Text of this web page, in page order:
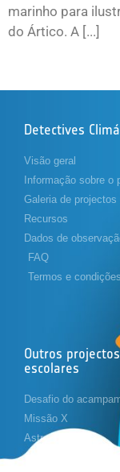
marinho para
do Ártico. A [...]
Detectives
Visão geral
Informação sobre o
Galeria de projectos
Recursos
Dados de
FAQ
Termos e condições
Outros projectos
escolares
Desafio do
Missão X
Astropi
Cansat